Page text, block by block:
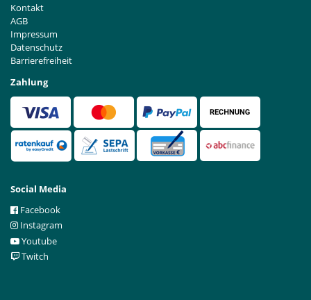
Kontakt
AGB
Impressum
Datenschutz
Barrierefreiheit
Zahlung
Social Media
Facebook
Instagram
Youtube
Twitch